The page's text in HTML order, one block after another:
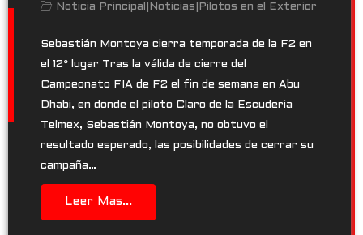
Noticia Principal
Noticias Pilotos en el Exterior
Sebastián Montoya cierra temporada de la F2 en
el 12° lugar Tras la válida de cierre del
Campeonato FIA de F2 el fin de semana en Abu
Dhabi, en donde el piloto Claro de la Escudería
Telmex, Sebastián Montoya, no obtuvo el
resultado esperado, las posibilidades de cerrar su
campaña…
Leer Mas...